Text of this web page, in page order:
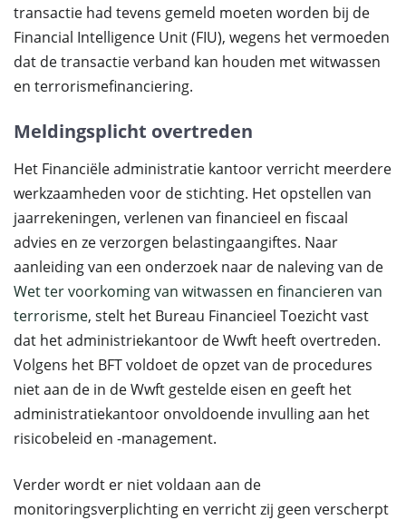
transactie had tevens gemeld moeten worden bij de
Financial Intelligence Unit (FIU), wegens het vermoeden
dat de transactie verband kan houden met witwassen
en terrorismefinanciering.
Meldingsplicht overtreden
Het Financiële administratie kantoor verricht meerdere
werkzaamheden voor de stichting. Het opstellen van
jaarrekeningen, verlenen van financieel en fiscaal
advies en ze verzorgen belastingaangiftes. Naar
aanleiding van een onderzoek naar de naleving van de
Wet ter voorkoming van witwassen en financieren van
terrorisme, stelt het Bureau Financieel Toezicht vast
dat het administriekantoor de Wwft heeft overtreden.
Volgens het BFT voldoet de opzet van de procedures
niet aan de in de Wwft gestelde eisen en geeft het
administratiekantoor onvoldoende invulling aan het
risicobeleid en -management.
Verder wordt er niet voldaan aan de
monitoringsverplichting en verricht zij geen verscherpt